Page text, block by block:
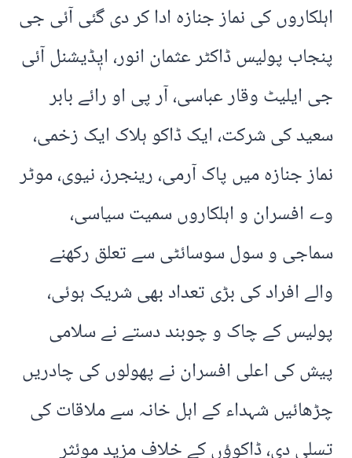
اہلکاروں کی نماز جنازہ ادا کر دی گئی آئی جی
پنجاب پولیس ڈاکٹر عثمان انور، ایٖڈیشنل آئی
جی ایلیٹ وقار عباسی، آر پی او رائے بابر
سعید کی شرکت، ایک ڈاکو ہلاک ایک زخمی،
نماز جنازہ میں پاک آرمی، رینجرز، نیوی، موٹر
وے افسران و اہلکاروں سمیت سیاسی،
سماجی و سول سوسائٹی سے تعلق رکھنے
والے افراد کی بڑی تعداد بھی شریک ہوئی،
پولیس کے چاک و چوبند دستے نے سلامی
پیش کی اعلی افسران نے پھولوں کی چادریں
چڑھائیں شہداء کے اہل خانہ سے ملاقات کی
تسلی دی، ڈاکوؤں کے خلاف مزید موئثر